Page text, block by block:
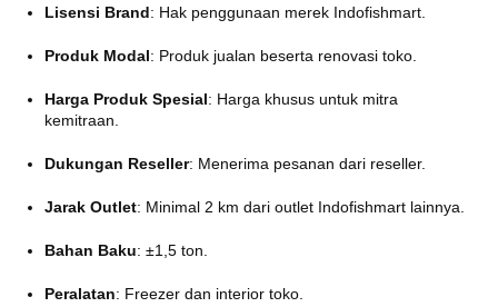
Lisensi Brand: Hak penggunaan merek Indofishmart.
Produk Modal: Produk jualan beserta renovasi toko.
Harga Produk Spesial: Harga khusus untuk mitra
kemitraan.
Dukungan Reseller: Menerima pesanan dari reseller.
Jarak Outlet: Minimal 2 km dari outlet Indofishmart lainnya.
Bahan Baku: ±1,5 ton.
Peralatan: Freezer dan interior toko.